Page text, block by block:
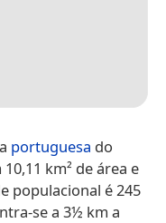
portuguesa do
10,11 km² de área e
populacional é 245
se a 3½ km a